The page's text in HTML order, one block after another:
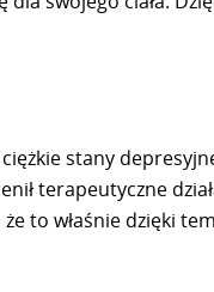
stany
terapeutyczne
to właśnie dzięki